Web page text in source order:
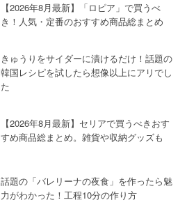
【2026年8月最新】「ロピア」で買うべ
き！人気・定番のおすすめ商品総まとめ
きゅうりをサイダーに漬けるだけ！話題の
韓国レシピを試したら想像以上にアリでし
た
【2026年8月最新】セリアで買うべきおす
すめ商品総まとめ。雑貨や収納グッズも
話題の「バレリーナの夜食」を作ったら魅
力がわかった！工程10分の作り方